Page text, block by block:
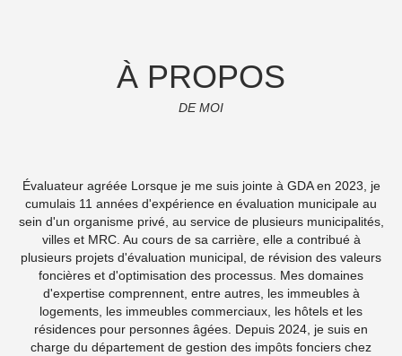
À PROPOS
DE MOI
Évaluateur agréée Lorsque je me suis jointe à GDA en 2023, je
cumulais 11 années d'expérience en évaluation municipale au
sein d'un organisme privé, au service de plusieurs municipalités,
villes et MRC. Au cours de sa carrière, elle a contribué à
plusieurs projets d'évaluation municipal, de révision des valeurs
foncières et d'optimisation des processus. Mes domaines
d'expertise comprennent, entre autres, les immeubles à
logements, les immeubles commerciaux, les hôtels et les
résidences pour personnes âgées. Depuis 2024, je suis en
charge du département de gestion des impôts fonciers chez